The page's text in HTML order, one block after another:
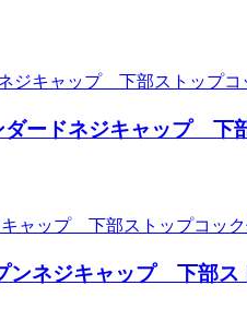
ードネジキャップ 下
ンネジキャップ 下部